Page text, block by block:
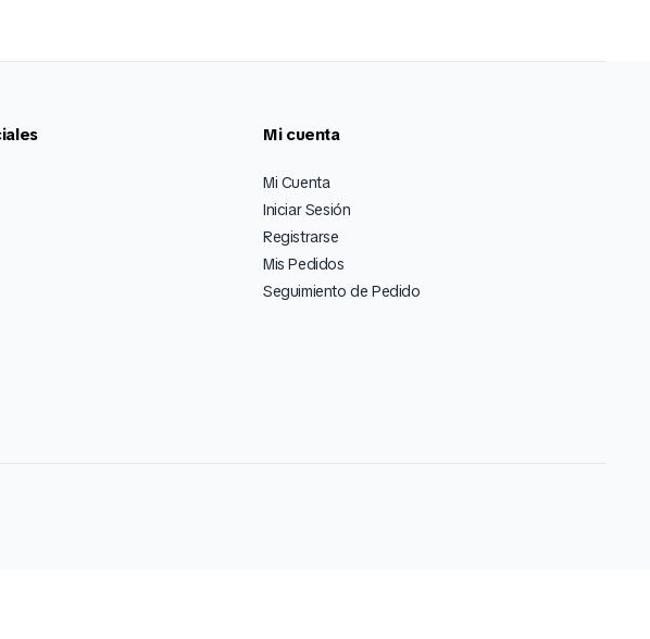
Mi cuenta
Mi Cuenta
Iniciar Sesión
Registrarse
Mis Pedidos
Seguimiento de Pedido